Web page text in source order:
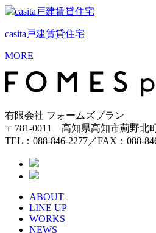
casita 戸建賃貸住宅
MORE
有限会社 フォームズプラン
〒781-0011 高知県高知市薊野北
TEL：088-846-2277／FAX：088-
ABOUT
LINE UP
WORKS
NEWS